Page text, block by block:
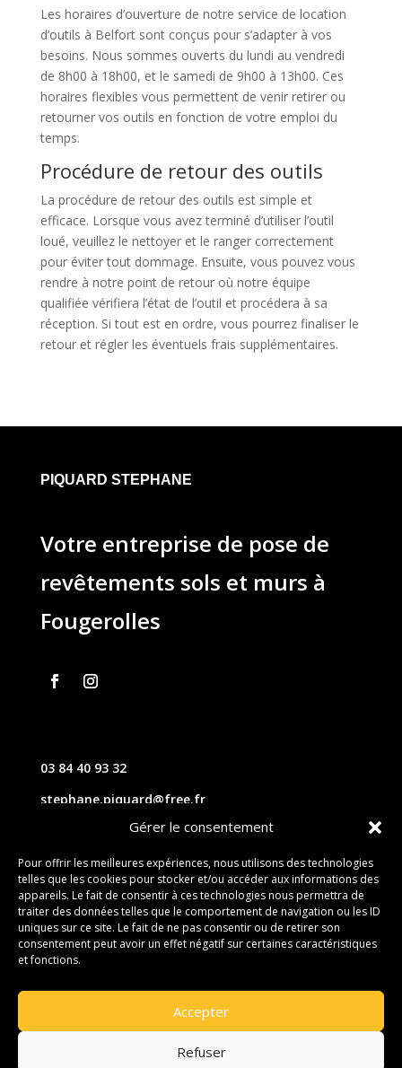
Gérer le consentement
Pour offrir les meilleures expériences, nous utilisons des technologies
telles que les cookies pour stocker et/ou accéder aux informations des
appareils. Le fait de consentir à ces technologies nous permettra de
traiter des données telles que le comportement de navigation ou les ID
uniques sur ce site. Le fait de ne pas consentir ou de retirer son
consentement peut avoir un effet négatif sur certaines caractéristiques
et fonctions.
Accepter
Refuser
Les horaires d’ouverture de notre service de location
d’outils à Belfort sont conçus pour s’adapter à vos
besoins. Nous sommes ouverts du lundi au vendredi
de 8h00 à 18h00, et le samedi de 9h00 à 13h00. Ces
horaires flexibles vous permettent de venir retirer ou
retourner vos outils en fonction de votre emploi du
temps.
Procédure de retour des outils
La procédure de retour des outils est simple et
efficace. Lorsque vous avez terminé d’utiliser l’outil
loué, veuillez le nettoyer et le ranger correctement
pour éviter tout dommage. Ensuite, vous pouvez vous
rendre à notre point de retour où notre équipe
qualifiée vérifiera l’état de l’outil et procédera à sa
réception. Si tout est en ordre, vous pourrez finaliser le
retour et régler les éventuels frais supplémentaires.
PIQUARD STEPHANE
Votre entreprise de pose de
revêtements sols et murs à
Fougerolles
03 84 40 93 32
stephane.piquard@free.fr
61 les chavannes – 70220 FOUGEROLLES
Contact